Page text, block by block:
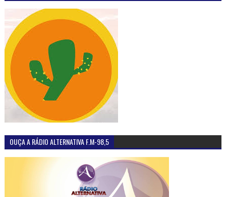
OUÇA A RÁDIO ALTERNATIVA F.M-98,5